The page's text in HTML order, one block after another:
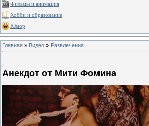
Фильмы и анимация
Хобби и образование
Юмор
Главная » Видео » Развлечения
Анекдот от Мити Фомина